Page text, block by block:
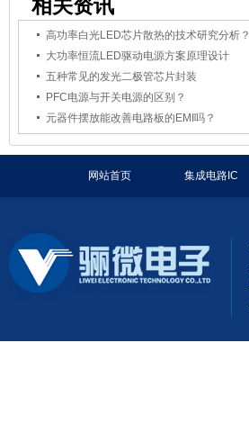
相关资讯
高功率白光LED芯片散热的技术研究分析？
大功率恒流LED驱动电源方案原理设计
五种常见的发光二极管芯片封装
PFC电源与开关电源的区别？
元器件摆放能改善电路板的EMI吗？
网站首页 集成电路IC